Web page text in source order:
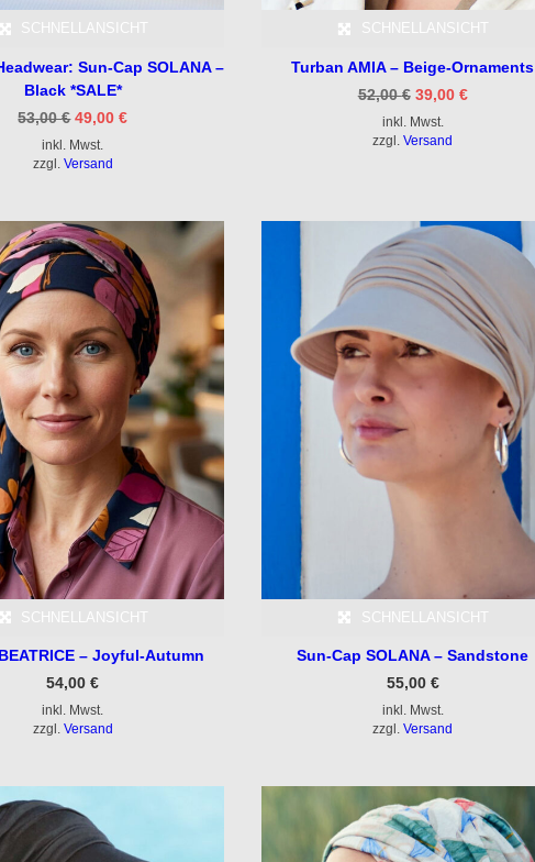
SCHNELLANSICHT
Sun-Cap SOLANA –
Black *SALE*
53,00€ Ursprünglicher
war:
53,00 €
49,00€Aktueller
inkl. Mwst.
zzgl. Versand
SCHNELLANSICHT
Turban AMIA – Beige-Ornaments
52,00€ Ursprünglicher
war:
52,00 €
39,00 €Aktueller
inkl. Mwst.
zzgl.Versand
SCHNELLANSICHT
– Joyful-Autumn
54,00€
inkl. Mwst.
zzgl. Versand
SCHNELLANSICHT
Sun-Cap SOLANA – Sandstone
55,00 €
inkl. Mwst.
zzgl.Versand